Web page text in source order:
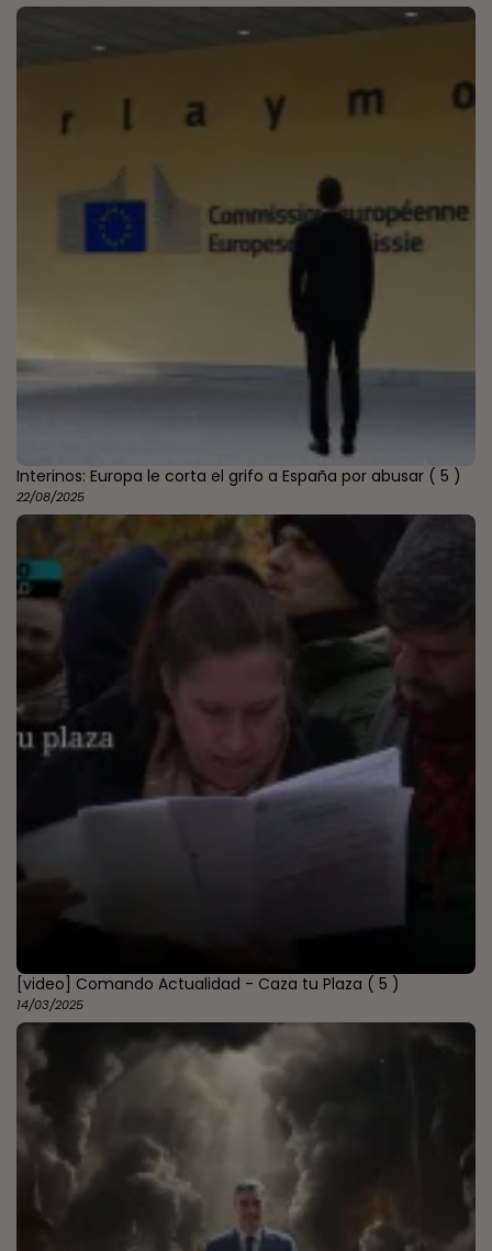
Interinos: Europa le corta el grifo a España por abusar ( 5 )
22/08/2025
[video] Comando Actualidad - Caza tu Plaza ( 5 )
14/03/2025